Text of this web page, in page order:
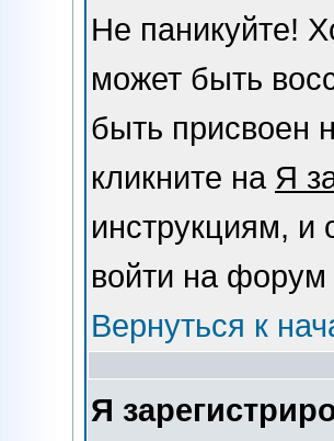
Не паникуйте!
может быть
быть присвоен
кликните на Я
инструкциям, и
войти на форум
Вернуться к
Я